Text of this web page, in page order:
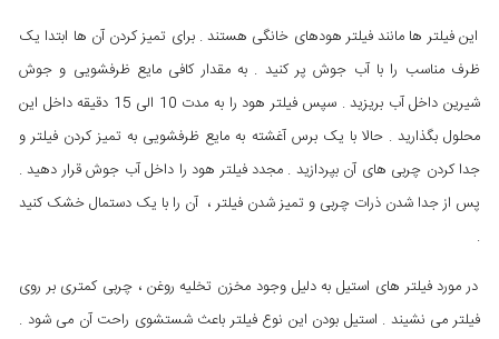
این فیلتر ها مانند فیلتر هودهای خانگی هستند . برای تمیز کردن آن ها ابتدا یک
ظرف مناسب را با آب جوش پر کنید . به مقدار کافی مایع ظرفشویی و جوش
شیرین داخل آب بریزید . سپس فیلتر هود را به مدت 10 الی 15 دقیقه داخل این
محلول بگذارید . حالا با یک برس آغشته به مایع ظرفشویی به تمیز کردن فیلتر و
جدا کردن چربی های آن بپردازید . مجدد فیلتر هود را داخل آب جوش قرار دهید .
پس از جدا شدن ذرات چربی و تمیز شدن فیلتر ، آن را با یک دستمال خشک کنید
.
در مورد فیلتر های استیل به دلیل وجود مخزن تخلیه روغن ، چربی کمتری بر روی
فیلتر می نشیند . استیل بودن این نوع فیلتر باعث شستشوی راحت آن می شود .